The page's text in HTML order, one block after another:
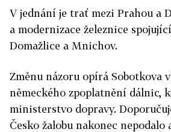
V jednání je trať mezi Prahou a
a modernizace železnice
Domažlice a Mnichov.
Změnu názoru opírá Sobotkova
německého zpoplatnění dálnic,
ministerstvo dopravy.
Česko žalobu nakonec